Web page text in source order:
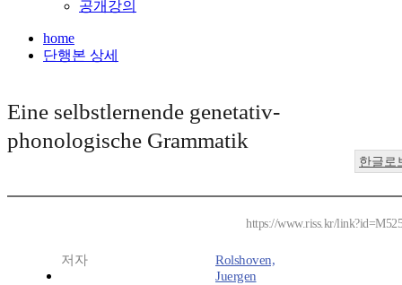
공개강의
home
단행본 상세
Eine selbstlernende genetativ-
phonologische Grammatik
한글로
https://www.riss.kr/
저자
Rolshoven,
Juergen